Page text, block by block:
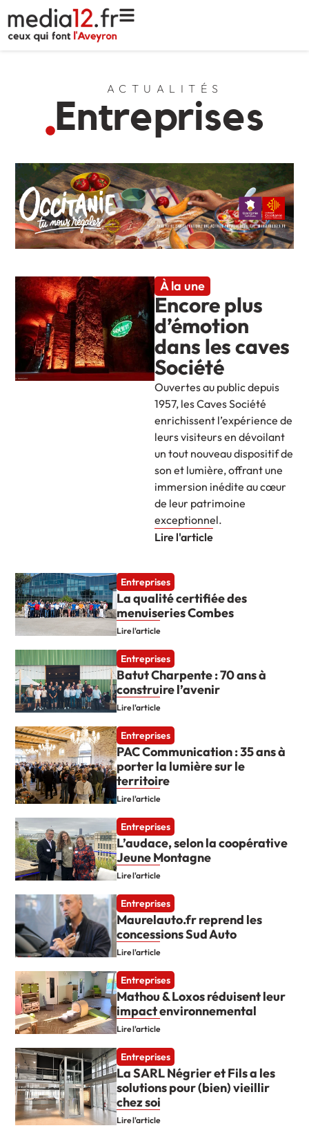
ACTUALITÉS
Entreprises
À la une
Encore plus
d’émotion
dans les caves
Société
Ouvertes au public depuis
1957, les Caves Société
enrichissent l’expérience de
leurs visiteurs en dévoilant
un tout nouveau dispositif de
son et lumière, offrant une
immersion inédite au cœur
de leur patrimoine
exceptionnel.
Lire l'article
Entreprises
La qualité certifiée des
menuiseries Combes
Lire l'article
Entreprises
Batut Charpente : 70 ans à
construire l’avenir
Lire l'article
Entreprises
PAC Communication : 35 ans à
porter la lumière sur le
territoire
Lire l'article
Entreprises
L’audace, selon la coopérative
Jeune Montagne
Lire l'article
Entreprises
Maurelauto.fr reprend les
concessions Sud Auto
Lire l'article
Entreprises
Mathou & Loxos réduisent leur
impact environnemental
Lire l'article
Entreprises
La SARL Négrier et Fils a les
solutions pour (bien) vieillir
chez soi
Lire l'article